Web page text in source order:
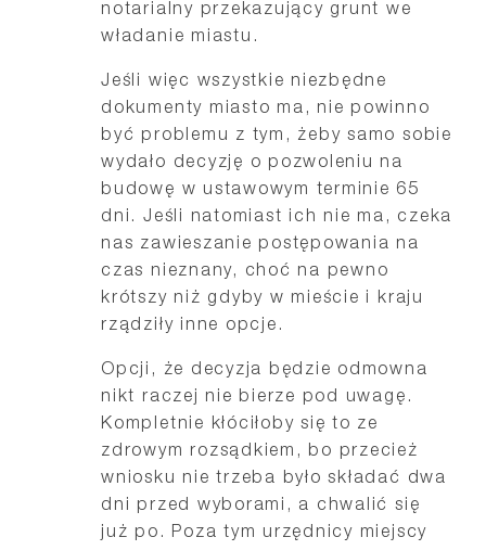
notarialny przekazujący grunt we
władanie miastu.
Jeśli więc wszystkie niezbędne
dokumenty miasto ma, nie powinno
być problemu z tym, żeby samo sobie
wydało decyzję o pozwoleniu na
budowę w ustawowym terminie 65
dni. Jeśli natomiast ich nie ma, czeka
nas zawieszanie postępowania na
czas nieznany, choć na pewno
krótszy niż gdyby w mieście i kraju
rządziły inne opcje.
Opcji, że decyzja będzie odmowna
nikt raczej nie bierze pod uwagę.
Kompletnie kłóciłoby się to ze
zdrowym rozsądkiem, bo przecież
wniosku nie trzeba było składać dwa
dni przed wyborami, a chwalić się
już po. Poza tym urzędnicy miejscy